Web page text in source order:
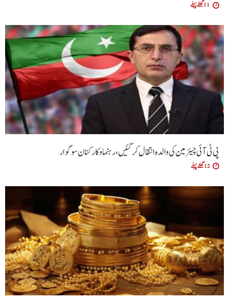
11 گھنٹے پہلے
پی ٹی آئی چیئرمین کی والدہ انتقال کرگئیں، رہنما و کارکنان سوگوار
12 گھنٹے پہلے